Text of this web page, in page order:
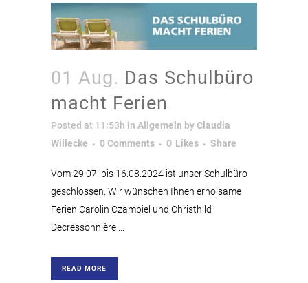
01 Aug. Das Schulbüro
macht Ferien
Posted at 11:53h in Allgemein byClaudia
Willecke
0 Comments 0 Likes Share
Vom 29.07. bis 16.08.2024 ist unser Schulbüro
geschlossen. Wir wünschen Ihnen erholsame
Ferien!Carolin Czampiel und Christhild
Decressonnière ...
READ MORE